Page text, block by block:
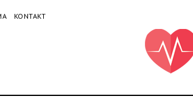
KONTAKT